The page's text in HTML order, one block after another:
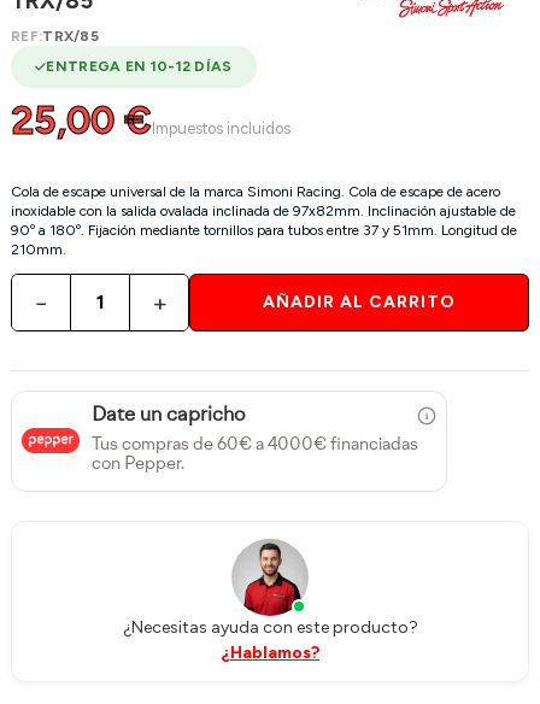
REF:TRX/85
ENTREGA EN 10-12 DÍAS
25,00 € Impuestos incluidos
Cola de escape universal de la marca Simoni Racing. Cola de escape de acero
inoxidable con la salida ovalada inclinada de 97x82mm. Inclinación ajustable de
90º a 180º. Fijación mediante tornillos para tubos entre 37 y 51mm. Longitud de
210mm.
− + AÑADIR AL CARRITO
Date un capricho
Tus compras de 60€ a 4000€ financiadas
con Pepper.
¿Necesitas ayuda con este producto?
¿Hablamos?